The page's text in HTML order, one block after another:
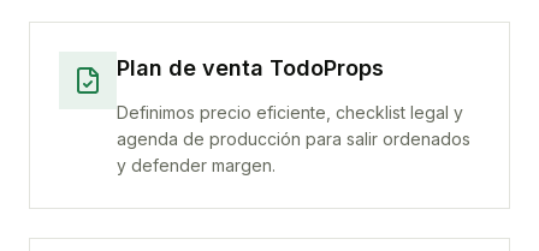
Plan de venta TodoProps
Definimos precio eficiente, checklist legal y
agenda de producción para salir ordenados
y defender margen.